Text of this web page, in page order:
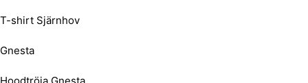
T-shirt Sjärnhov
Gnesta